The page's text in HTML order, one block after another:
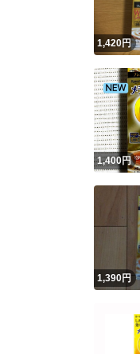
1,420円
1,400円
1,390円